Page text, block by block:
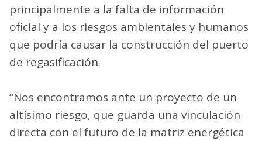
principalmente a la falta de información
oficial y a los riesgos ambientales y humanos
que podría causar la construcción del puerto
de regasificación.
“Nos encontramos ante un proyecto de un
altísimo riesgo, que guarda una vinculación
directa con el futuro de la matriz energética